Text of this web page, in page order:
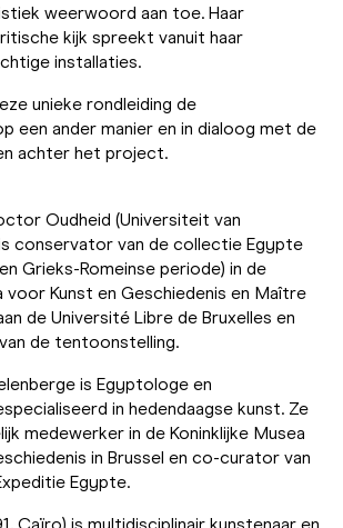
weerwoord aan toe. Haar
kijk spreekt vanuit haar
installaties.
unieke rondleiding de
een ander manier en in dialoog met de
achter het project.
Oudheid (Universiteit van
conservator van de collectie Egypte
Grieks-Romeinse periode) in de
voor Kunst en Geschiedenis en Maître
de Université Libre de Bruxelles en
de tentoonstelling.
is Egyptologe en
in hedendaagse kunst. Ze
medewerker in de Koninklijke Musea
in Brussel en co-curator van
Egypte.